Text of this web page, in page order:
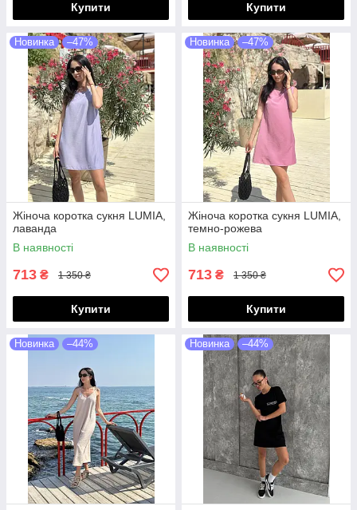
Купити Купити
Новинка –47%
Жіноча коротка сукня LUMIA,
лаванда
В наявності
713 ₴ 1 350 ₴
Купити
Новинка –47%
Жіноча коротка сукня LUMIA,
темно-рожева
В наявності
713 ₴ 1 350 ₴
Купити
Новинка –44% Новинка –44%